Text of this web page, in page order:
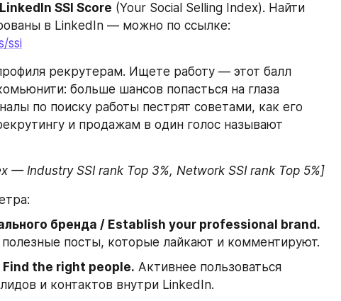
LinkedIn SSI Score (Your Social Selling Index). Найти
ssi
рекрутерам. Ищете работу — этот балл
больше шансов попасться на глаза
по поиску работы пестрят советами, как его
и продажам в один голос называют
— Industry SSI rank Top 3%, Network SSI rank Top 5%]
бренда / Establish your professional brand.
полезные посты, которые лайкают и комментируют.
the right people. Активнее пользоваться
и контактов внутри LinkedIn.